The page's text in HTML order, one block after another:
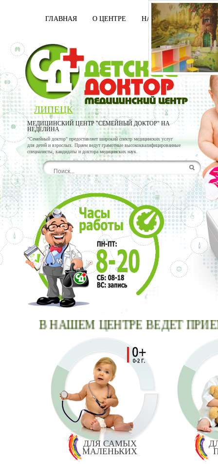
ГЛАВНАЯ О ЦЕНТРЕ НАШИ ВРАЧИ
ЛИПЕЦК
МЕДИЦИНСКИЙ ЦЕНТР "СЕМЕЙНЫЙ ДОКТОР" НА
НЕДЕЛИНА
"Семейный доктор" предоставляет широкий спектр медицинских услуг
для детей и взрослых. Прием ведут грамотные высококвалифицированные
специалисты, кандидаты и доктора медицинских наук.
В НАШЕМ ЦЕНТРЕ ВЕДЕТ
ДЛЯ САМЫХ
МАЛЕНЬКИХ